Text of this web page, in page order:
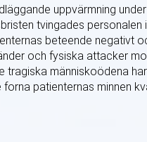
uppvärmning
tvingades
beteende negativt
och fysiska attacker
tragiska människoödena
forna patienternas minnen